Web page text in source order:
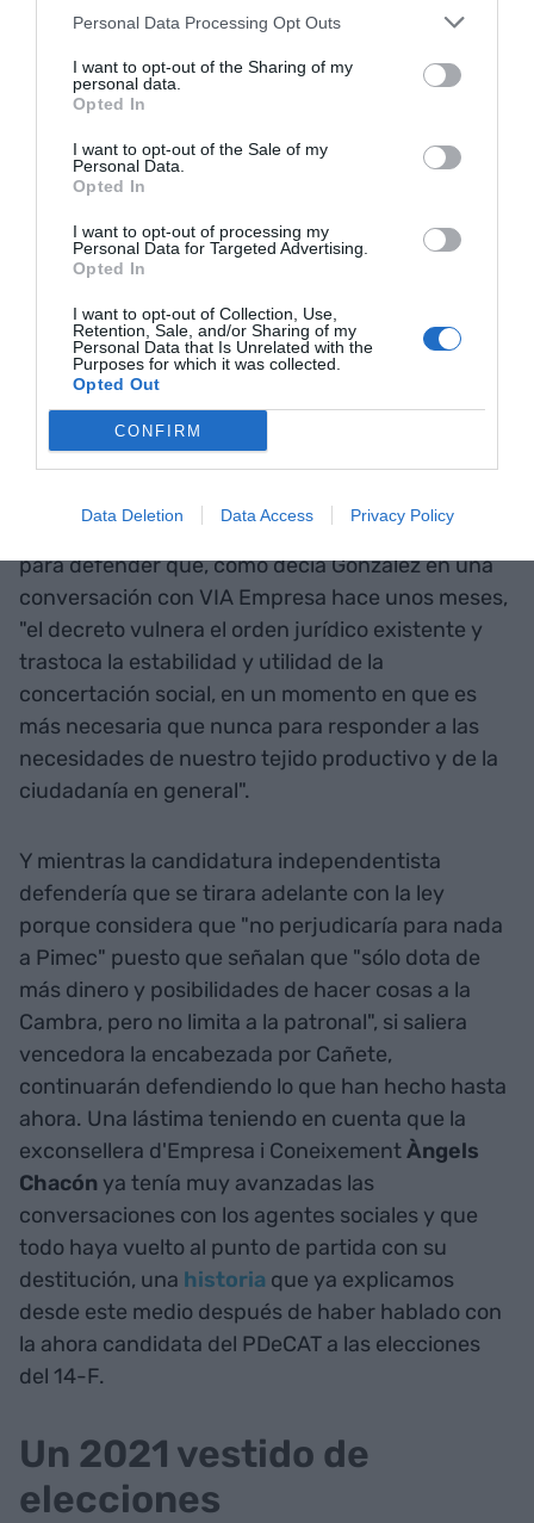
Personal Data Processing Opt Outs
I want to opt-out of the Sharing of my
personal data.
Opted In
I want to opt-out of the Sale of my
Personal Data.
Opted In
I want to opt-out of processing my
Personal Data for Targeted Advertising.
Opted In
I want to opt-out of Collection, Use,
Retention, Sale, and/or Sharing of my
Personal Data that Is Unrelated with the
Purposes for which it was collected.
Opted Out
CONFIRM
Data Deletion Data Access Privacy Policy
cámaras: "No perjudicaría
para nada a Pimec, sólo
dota de más dinero y
posibilidades de hacer cosas
a la Cambra, pero no limita a
la patronal"
Mientras tanto, sin embargo, el candidato de
Eines Pimec ya dejó claro que no pondrán palos
en las ruedas para impedir que se tire adelante la
famosa ley de cámaras, sino al contrario. Si su
candidatura saliera adelante, y en el hipotético
caso de que arrasaran en las elecciones de Pimec
y se plantaran al frente de la patronal, Foment del
Treball, CCOO y UGT perderían su cuarta pata
para defender que, como decía González en una
conversación con VIA Empresa hace unos meses,
"el decreto vulnera el orden jurídico existente y
trastoca la estabilidad y utilidad de la
concertación social, en un momento en que es
más necesaria que nunca para responder a las
necesidades de nuestro tejido productivo y de la
ciudadanía en general".
Y mientras la candidatura independentista
defendería que se tirara adelante con la ley
porque considera que "no perjudicaría para nada
a Pimec" puesto que señalan que "sólo dota de
más dinero y posibilidades de hacer cosas a la
Cambra, pero no limita a la patronal", si saliera
vencedora la encabezada por Cañete,
continuarán defendiendo lo que han hecho hasta
ahora. Una lástima teniendo en cuenta que la
exconsellera d'Empresa i ConeixementÀngels
Chacón ya tenía muy avanzadas las
conversaciones con los agentes sociales y que
todo haya vuelto al punto de partida con su
destitución, una historia que ya explicamos
desde este medio después de haber hablado con
la ahora candidata del PDeCAT a las elecciones
del 14-F.
Un 2021 vestido de
elecciones